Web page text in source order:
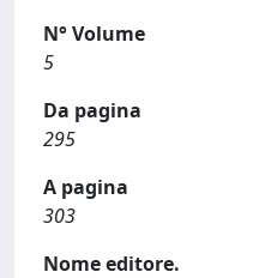
N° Volume
5
Da pagina
295
A pagina
303
Nome editore.